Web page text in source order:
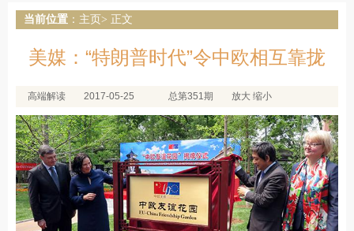
当前位置 ： 主页 > 正文
美媒：“特朗普时代”令中欧相互靠拢
高端解读 2017-05-25 总第351期 放大 缩小